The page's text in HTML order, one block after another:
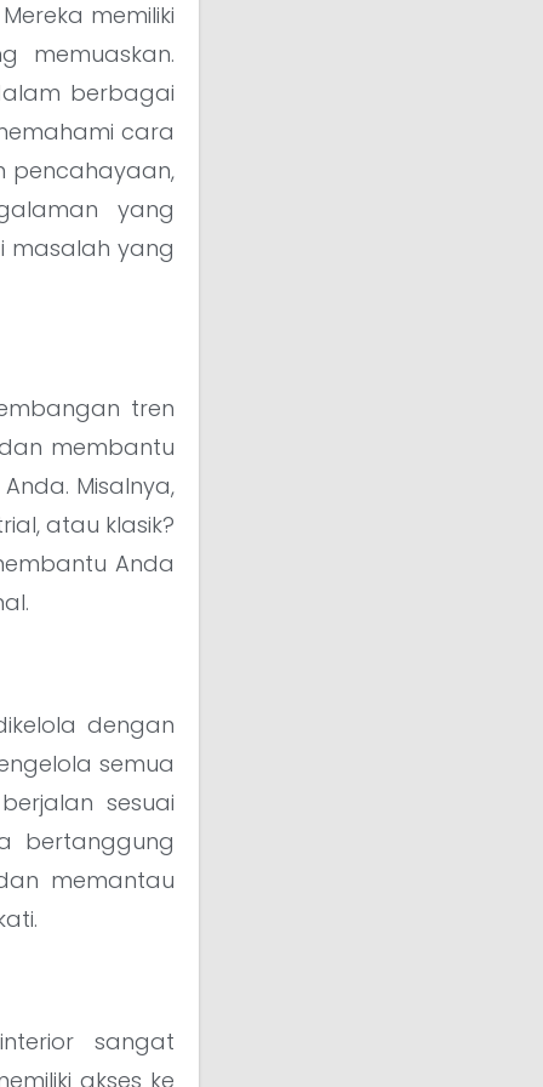
memiliki
memuaskan.
berbagai
cara
pencahayaan,
yang
masalah yang
tren
membantu
Misalnya,
atau klasik?
Anda
dengan
semua
sesuai
bertanggung
memantau
sangat
akses ke